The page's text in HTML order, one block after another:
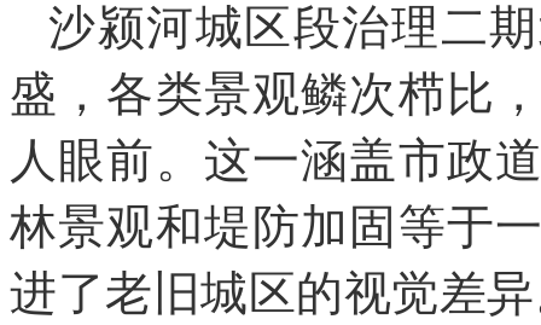
沙颍河城区段治理二
盛 ， 各类景观鳞次栉比
人眼前。 这一涵盖市政
林景观和堤防加固等于
进了老旧城区的视觉差异